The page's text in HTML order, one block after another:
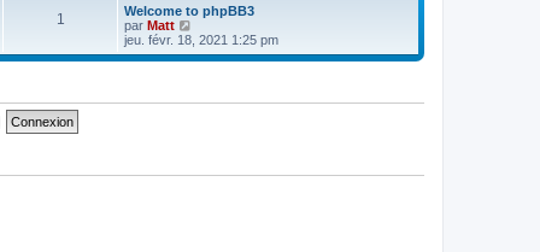
1
Welcome to phpBB3
par Matt
o
i
jeu. févr. 18, 2021 1:25 pm